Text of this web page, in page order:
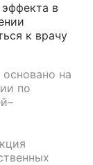
в
к врачу
основано на
по